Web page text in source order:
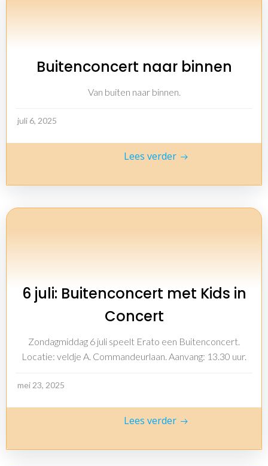
Buitenconcert naar binnen
Van buiten naar binnen.
juli 6, 2025
Lees verder
6 juli: Buitenconcert met Kids in
Concert
Zondagmiddag 6 juli speelt Erato een Buitenconcert.
Locatie: veldje A. Commandeurlaan. Aanvang: 13.30 uur.
mei 23, 2025
Lees verder